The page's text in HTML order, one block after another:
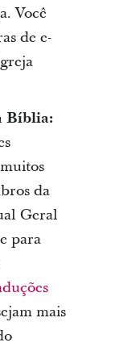
Você
de e-
Bíblia:
da
Geral
para
mais